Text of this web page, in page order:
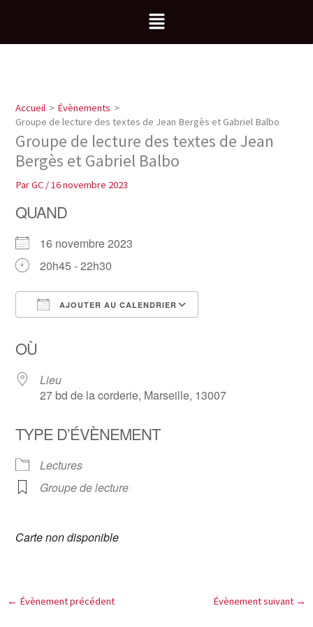
contenu
Menu
Accueil
Évènements
Groupe de lecture des textes de Jean Bergès et Gabriel Balbo
Groupe de lecture des textes de Jean
Bergès et Gabriel Balbo
ParGC /16 novembre 2023
QUAND
16 novembre 2023
20h45 - 22h30
AJOUTER AU CALENDRIER
OÙ
Lieu
27 bd de la corderie, Marseille, 13007
TYPE D’ÉVÈNEMENT
Lectures
Groupe de lecture
Carte non disponible
← Évènement précédent Évènement suivant →